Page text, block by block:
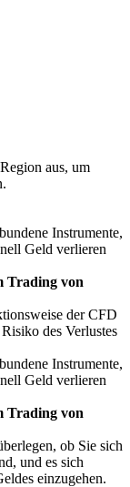
aus, um
Instrumente,
Geld verlieren
Trading von
der CFD
des Verlustes
Instrumente,
Geld verlieren
Trading von
ob Sie sich
und es sich
einzugehen.